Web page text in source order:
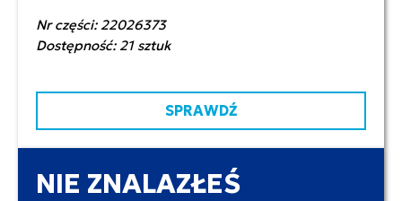
Nr części: 22026373
Dostępność: 21 sztuk
SPRAWDŹ
NIE ZNALAZŁEŚ